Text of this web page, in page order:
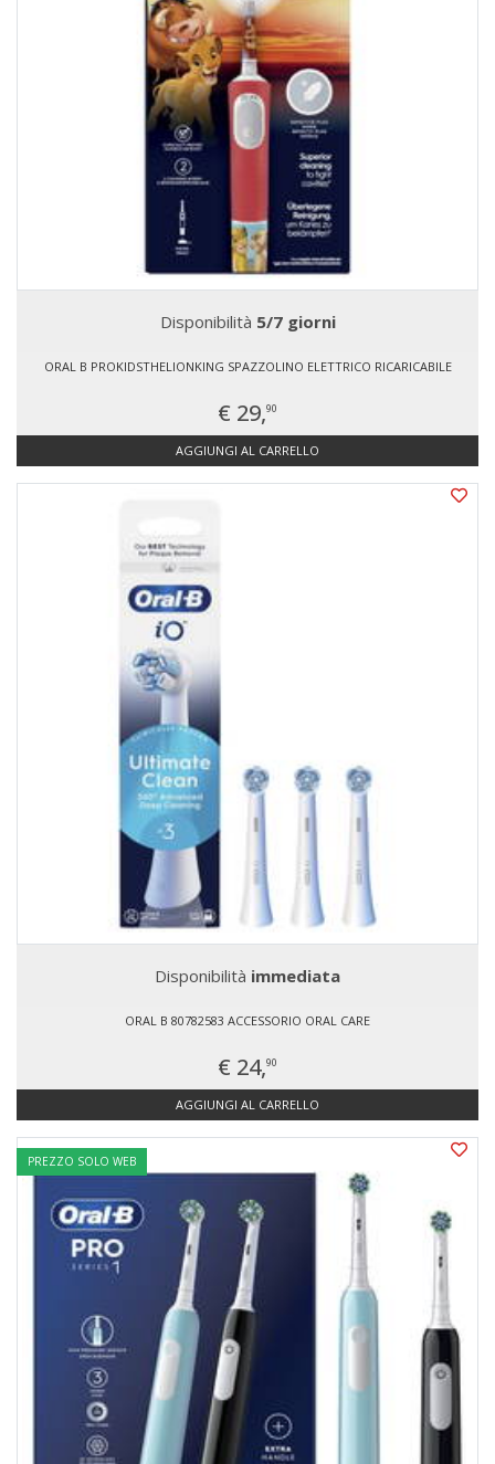
Disponibilità 5/7 giorni
ORAL B PROKIDSTHELIONKING SPAZZOLINO ELETTRICO RICARICABILE
€ 29,90
AGGIUNGI AL CARRELLO
Disponibilità immediata
ORAL B 80782583 ACCESSORIO ORAL CARE
€ 24,90
AGGIUNGI AL CARRELLO
PREZZO SOLO WEB